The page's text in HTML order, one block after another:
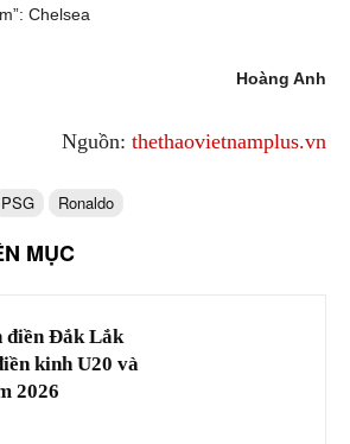
Chelsea
Hoàng Anh
Nguồn: thethaovietnamplus.vn
PSG Ronaldo
MỤC
điền Đắk Lắk
kinh U20 và
2026